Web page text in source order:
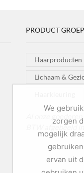
PRODUCT
Haarproducten
Lichaam &
Al onze goederen
BTW afgebeeld
We
zorgen
mogelijk
ervan uit